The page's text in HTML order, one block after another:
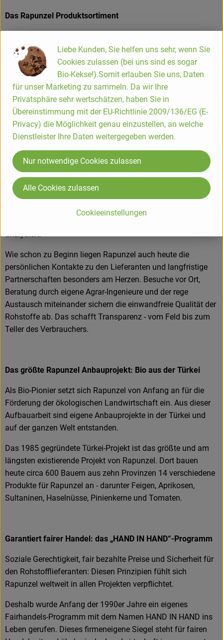
Das Rapunzel Produktsortiment
Trockenfrüchte und Müsli. Inzwischen umfasst das
Sortiment ca. 550 Produkte. Zusätzlich zählen heute
Erzeugnisse wie Teigwaren, Speiseöle, Schokoladen und
Kaffee zum Kernsortiment. Die Hälfte dieser Produkte wird in
Legau im Allgäu hergestellt oder verarbeitet.
Produkte in bester Bio-Qualität
Produktqualität steht bei Rapunzel an erster Stelle. Das
Qualitätssicherungs-Team nimmt daher eine
Schlüsselposition im Unternehmen ein. Die Kontrollen der
Rohstoffe beginnen bereits auf dem Feld. Bei Wareneingang
werden alle Rohstoffe und Produkte beprobt. Zusätzlich
analysiert.
Wie schon zu Beginn liegen Rapunzel auch heute die
persönlichen Kontakte zu den Lieferanten und langfristige
Partnerschaften besonders am Herzen. Besuche vor Ort,
Beratung durch eigene Agrar-Ingenieure und der rege
Austausch miteinander sichern die einwandfreie Qualität der
Rohstoffe ab. Das schafft Transparenz - vom Feld bis zum
Teller des Verbrauchers.
Das größte Rapunzel Anbauprojekt: Bio aus der Türkei
Als Bio-Pionier setzt sich Rapunzel von Anfang an für die
Förderung der ökologischen Landwirtschaft ein. Aus dieser
Aufbauarbeit sind eigene Anbauprojekte in der Türkei und
auf der ganzen Welt entstanden.
Das 1985 gegründete Türkei-Projekt ist das größte und am
längsten existierende Projekt von Rapunzel. Dort bauen
heute circa 600 Bauern aus zehn Provinzen 14 verschiedene
Produkte für Rapunzel an - darunter Feigen, Aprikosen,
Sultaninen, Haselnüsse, Pinienkerne und Tomaten.
Garantiert fairer Handel: das „HAND IN HAND“-Programm
Soziale Gerechtigkeit, fair bezahlte Preise und Sicherheit für
den Rohstofflieferanten: Diesen Prinzipien fühlt sich
Rapunzel weltweit in allen Projekten verpflichtet.
Deshalb wurde Anfang der 1990er Jahre ein eigenes
Fairhandels-Programm mit dem Namen HAND IN HAND ins
Leben gerufen. Dieses firmeneigene Siegel steht für fairen
Liebe Kunden, Sie helfen uns sehr, wenn Sie
Cookies zulassen (bei uns sind es sogar
Bio-Kekse!).Somit erlauben Sie uns, Daten
für unser Marketing zu sammeln. Da wir Ihre
Privatsphäre sehr wertschätzen, haben Sie in
Übereinstimmung mit der EU-Richtlinie 2009/136/EG (E-
Privacy) die Möglichkeit genau einzustellen, an welche
Dienstleister Ihre Daten weitergegeben werden.
Cookieeinstellungen
Nur notwendige Cookies zulassen
Alle Cookies zulassen